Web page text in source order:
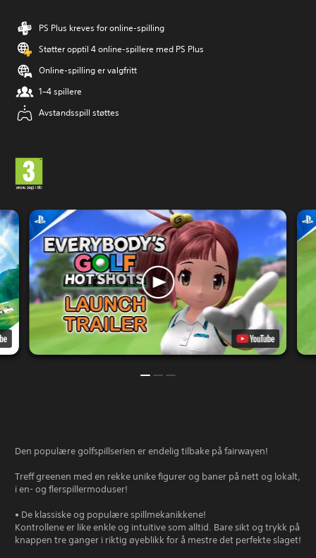
PS Plus kreves for online-spilling
Støtter opptil 4 online-spillere med PS Plus
Online-spilling er valgfritt
1–4 spillere
Avstandsspill støttes
Den populære golfspillserien er endelig tilbake på fairwayen!
Treff greenen med en rekke unike figurer og baner på nett og lokalt,
i en- og flerspillermoduser!
• De klassiske og populære spillmekanikkene!
Kontrollene er like enkle og intuitive som alltid. Bare sikt og trykk på
knappen tre ganger i riktig øyeblikk for å mestre det perfekte slaget!